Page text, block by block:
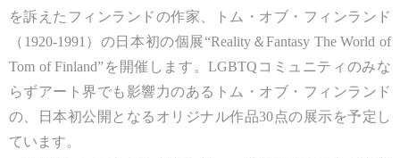
を訴えたフィンランドの作家、トム・オブ・フィンランド
（1920-1991）の日本初の個展“Reality＆Fantasy The World of
Tom of Finland”を開催します。LGBTQコミュニティのみな
らずアート界でも影響力のあるトム・オブ・フィンランド
の、日本初公開となるオリジナル作品30点の展示を予定し
ています。